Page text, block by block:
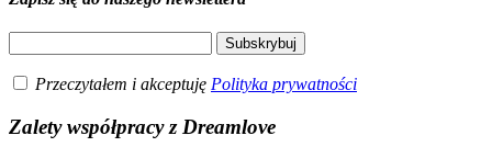
Przeczytałem i akceptuję Polityka prywatności
Zalety współpracy z Dreamlove